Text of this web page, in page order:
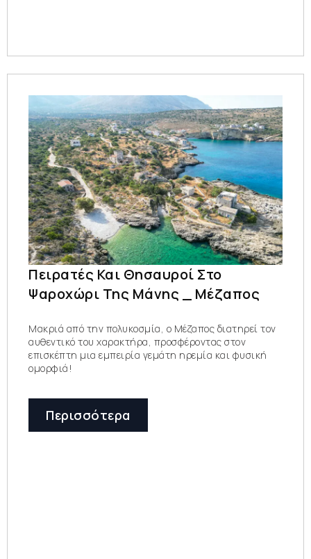
Πειρατές Και Θησαυροί Στο
Ψαροχώρι Της Μάνης _ Μέζαπος
Μακριά από την πολυκοσμία, ο Μέζαπος διατηρεί τον
αυθεντικό του χαρακτήρα, προσφέροντας στον
επισκέπτη μια εμπειρία γεμάτη ηρεμία και φυσική
ομορφιά!
Περισσότερα